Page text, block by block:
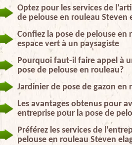
Optez pour les services de
de pelouse en rouleau Steven
Confiez la pose de pelouse en
espace vert à un paysagiste
Pourquoi faut-il faire appel à
pose de pelouse en rouleau?
Jardinier de pose de gazon en
Les avantages obtenus pour
entreprise pour la pose de
Préférez les services de
pelouse en rouleau Steven